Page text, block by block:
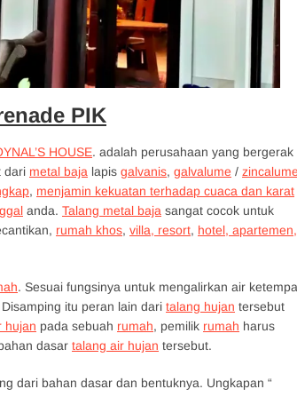
PIK
HOUSE. adalah perusahaan yang bergerak
dari metal baja lapis galvanis, galvalume / zincalume
, menjamin kekuatan terhadap cuaca dan karat
anda. Talang metal baja sangat cocok untuk
rumah khos, villa, resort, hotel, apartemen,
. Sesuai fungsinya untuk mengalirkan air
itu peran lain dari talang hujan tersebut
hujan pada sebuah rumah, pemilik rumah harus
dasar talang air hujan tersebut.
dari bahan dasar dan bentuknya. Ungkapan “